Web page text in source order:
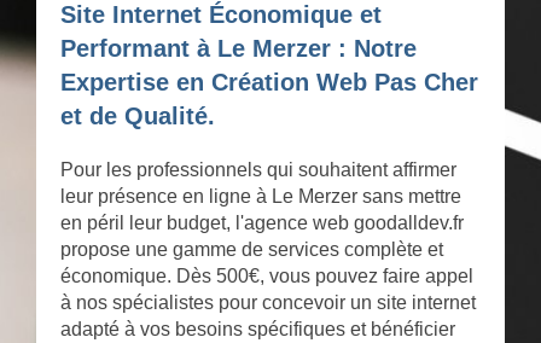
Site Internet Économique et
Performant à Le Merzer : Notre
Expertise en Création Web Pas Cher
et de Qualité.
Pour les professionnels qui souhaitent affirmer
leur présence en ligne à Le Merzer sans mettre
en péril leur budget, l'agence web goodalldev.fr
propose une gamme de services complète et
économique. Dès 500€, vous pouvez faire appel
à nos spécialistes pour concevoir un site internet
adapté à vos besoins spécifiques et bénéficier